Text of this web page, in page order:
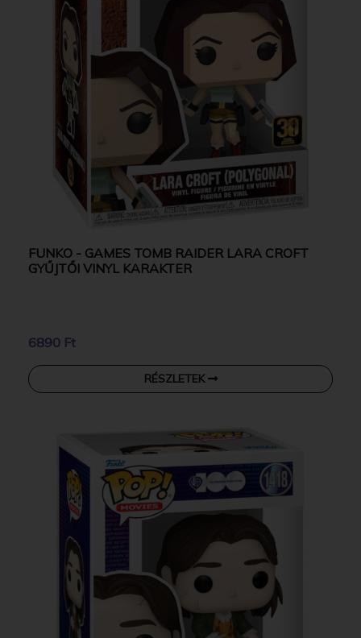
FUNKO - GAMES TOMB RAIDER LARA CROFT
GYŰJTŐI VINYL KARAKTER
6890 Ft
RÉSZLETEK